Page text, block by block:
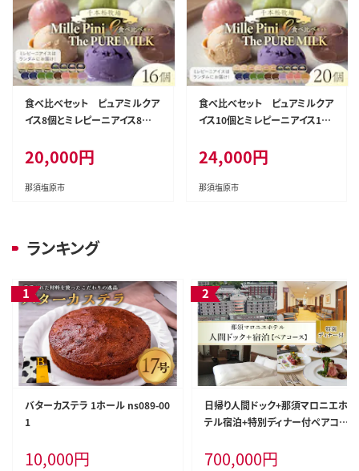
食べ比べセット ピュアミルクア
イス8個とミレピーニアイス8個
20,000円
那須塩原市
食べ比べセット ピュアミルクア
イス10個とミレピーニアイス10
24,000円
那須塩原市
ランキング
バターカステラ 1ホール ns089-00
1
10,000円
日帰り人間ドック+那須マロニエホ
テル宿泊+特別ディナー付ペアコー
塩原市 】 ns027-004
700,000円